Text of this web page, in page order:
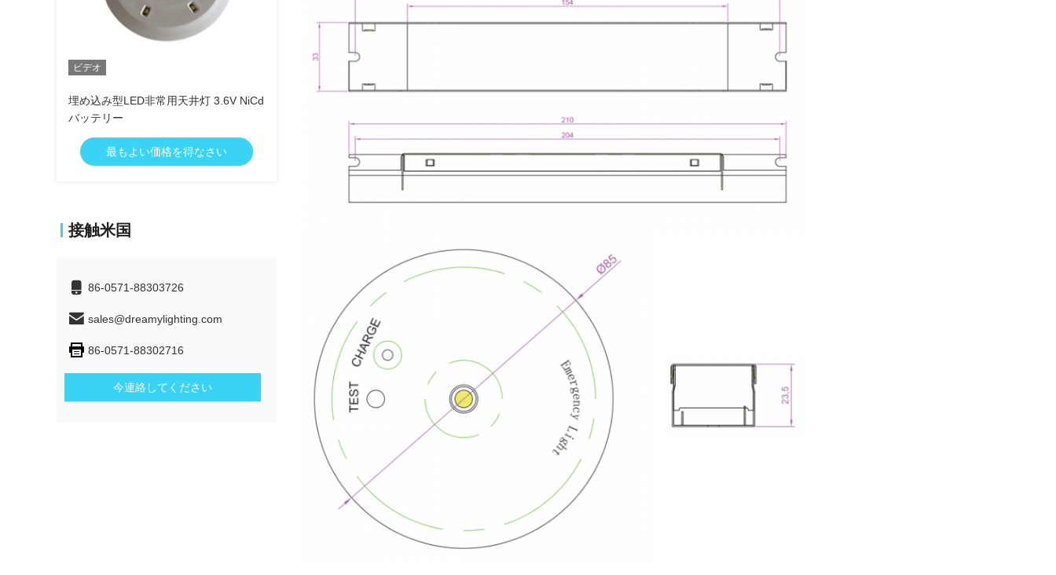
ビデオ
埋め込み型LED非常用天井灯 3.6V NiCd
バッテリー
最もよい価格を得なさい
接触米国
86-0571-88303726
sales@dreamylighting.com
86-0571-88302716
今連絡してください